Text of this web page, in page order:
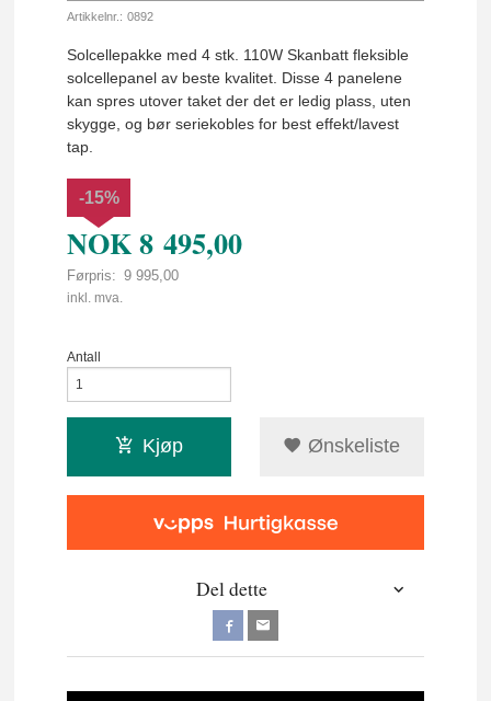
Artikkelnr.: 0892
Solcellepakke med 4 stk. 110W Skanbatt fleksible
solcellepanel av beste kvalitet. Disse 4 panelene
kan spres utover taket der det er ledig plass, uten
skygge, og bør seriekobles for best effekt/lavest
tap.
NOK8 495,00
Førpris: 9 995,00
Rabatt
-15%
inkl. mva.
Antall
Kjøp Ønskeliste
Del dette